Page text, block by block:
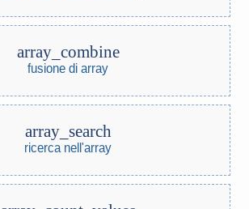
array_combine
fusione di array
array_search
ricerca nell'array